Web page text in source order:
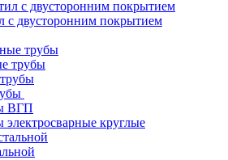
с двусторонним покрытием
трубы
ВГП
электросварные круглые